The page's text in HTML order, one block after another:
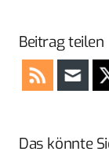
Beitrag teilen
Das könnte